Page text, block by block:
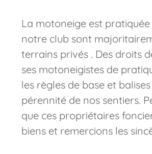
La motoneige est
notre club sont
terrains privés . Des droits
ses motoneigistes de
les règles de base et
pérennité de nos sentiers.
que ces propriétaires
biens et remercions les